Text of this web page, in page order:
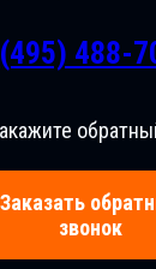
488-
Заказать
звонок